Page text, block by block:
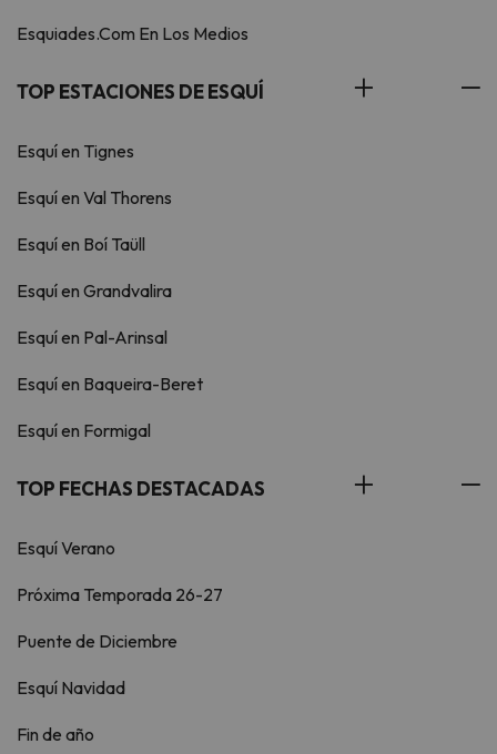
Esquiades.Com En Los Medios
TOP ESTACIONES DE ESQUÍ
Esquí en Tignes
Esquí en Val Thorens
Esquí en Boí Taüll
Esquí en Grandvalira
Esquí en Pal-Arinsal
Esquí en Baqueira-Beret
Esquí en Formigal
TOP FECHAS DESTACADAS
Esquí Verano
Próxima Temporada 26-27
Puente de Diciembre
Esquí Navidad
Fin de año